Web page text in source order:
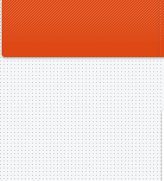
Salta al contenuto principale